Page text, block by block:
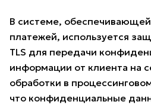
В системе,
платежей, используется
TLS для передачи
информации от клиента на
обработки в
что конфиденциальные